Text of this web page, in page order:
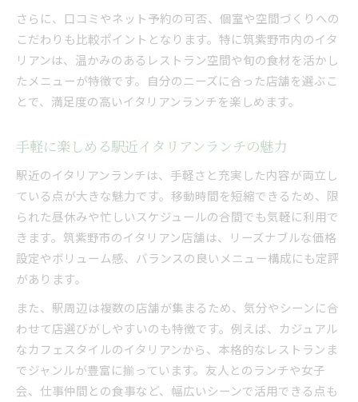
さらに、口コミやネット予約の可否、個室や空間づくりへの
こだわりも比較ポイントとなります。特に筑紫野市内のイタ
リアンは、温かみのあるレストラン空間や旬の食材を活かし
たメニューが特徴です。自分のニーズに合った店舗を選ぶこ
とで、満足度の高いイタリアンランチを楽しめます。
手軽に楽しめる駅近イタリアンランチの魅力
駅近のイタリアンランチは、手軽さと充実した内容が両立し
ている点が大きな魅力です。移動時間を短縮できるため、限
られた昼休みや忙しいスケジュールの合間でも気軽に利用で
きます。筑紫野市のイタリアン店舗は、リーズナブルな価格
設定やボリューム感、バランスの良いメニュー構成にも定評
があります。
また、駅周辺は複数の店舗が集まるため、気分やシーンに合
わせて店選びがしやすいのも特徴です。例えば、カジュアル
なカフェスタイルのイタリアンから、本格的なレストランま
でジャンルが豊富に揃っています。友人とのランチや女子
会、仕事仲間との食事など、幅広いシーンで活用できる点も